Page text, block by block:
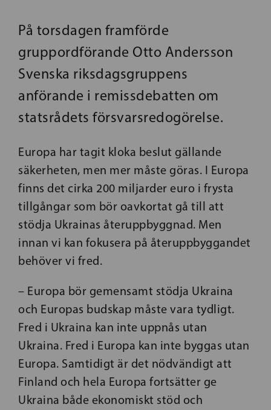
På torsdagen framförde
gruppordförande Otto Andersson
Svenska riksdagsgruppens
anförande i remissdebatten om
statsrådets försvarsredogörelse.
Europa har tagit kloka beslut gällande
säkerheten, men mer måste göras. I Europa
finns det cirka 200 miljarder euro i frysta
tillgångar som bör oavkortat gå till att
stödja Ukrainas återuppbyggnad. Men
innan vi kan fokusera på återuppbyggandet
behöver vi fred.
– Europa bör gemensamt stödja Ukraina
och Europas budskap måste vara tydligt.
Fred i Ukraina kan inte uppnås utan
Ukraina. Fred i Europa kan inte byggas utan
Europa. Samtidigt är det nödvändigt att
Finland och hela Europa fortsätter ge
Ukraina både ekonomiskt stöd och